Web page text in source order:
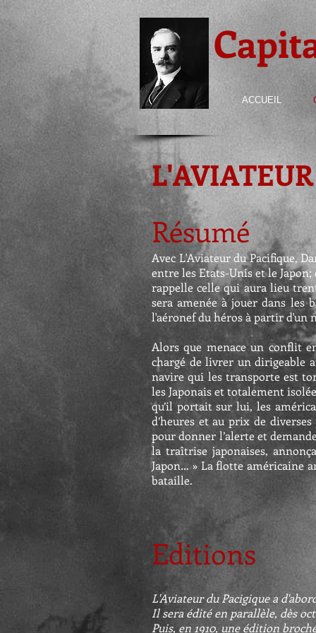
ACCUEIL
Résumé
Avec L'Aviateur du Pacifique,
entre les Etats-Unis et le
rappelle celle qui aura lieu
sera amenée à jouer dans les
l'aéronef du héros à partir d'un
Alors que menace un conflit
chargé de livrer un dirigeable
navire qui les transporte est
les Japonais et totalement
qu’il portait sur lui, les
d’heures et au prix de
pour donner l’alerte et
la traîtrise japonaises,
Japon… » La flotte américaine
bataille.
Editions
L'Aviateur du Pacigique a
Il sera édité en parallèle, dès
Puis, en 1910, une édition